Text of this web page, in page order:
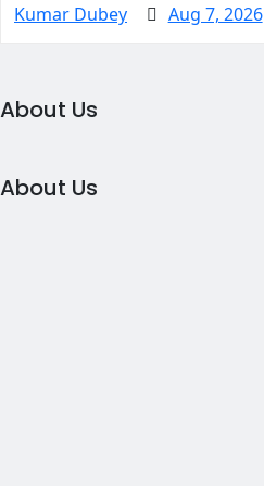
Kumar Dubey
Aug 7, 2026
About Us
About Us